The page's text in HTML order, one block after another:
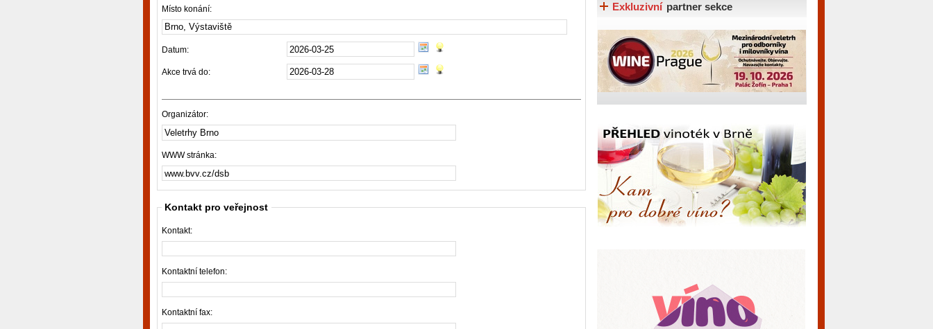
Místo konání:
Datum:
Akce trvá do:
Organizátor:
WWW stránka:
Kontakt pro veřejnost
Kontakt:
Kontaktní telefon:
Kontaktní fax:
Exkluzivní partner sekce